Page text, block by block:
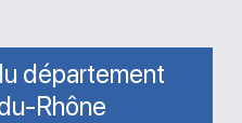
département
Rhône